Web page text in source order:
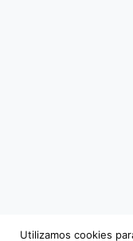
Utilizamos cookies